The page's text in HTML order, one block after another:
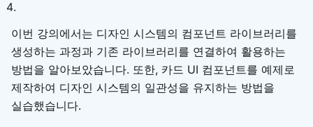
이번 강의에서는 디자인 시스템의 컴포넌트 라이브러리를
생성하는 과정과 기존 라이브러리를 연결하여 활용하는
방법을 알아보았습니다. 또한, 카드 UI 컴포넌트를 예제로
제작하여 디자인 시스템의 일관성을 유지하는 방법을
실습했습니다.